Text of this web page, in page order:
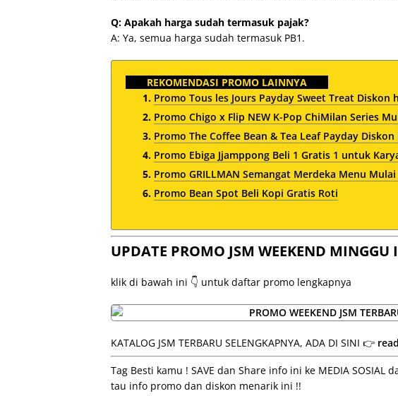
Q: Apakah harga sudah termasuk pajak?
A: Ya, semua harga sudah termasuk PB1.
REKOMENDASI PROMO LAINNYA
Promo Tous les Jours Payday Sweet Treat Diskon
Promo Chigo x Flip NEW K-Pop ChiMilan Series
Promo The Coffee Bean & Tea Leaf Payday Diskon
Promo Ebiga Jjamppong Beli 1 Gratis 1 untuk
Promo GRILLMAN Semangat Merdeka Menu Mulai
Promo Bean Spot Beli Kopi Gratis Roti
UPDATE PROMO JSM WEEKEND MINGGU
klik di bawah ini 👇 untuk daftar promo lengkapnya
KATALOG JSM TERBARU SELENGKAPNYA, ADA DI SINI 👉
Tag Besti kamu ! SAVE dan Share info ini ke MEDIA SOSIAL
tau info promo dan diskon menarik ini !!